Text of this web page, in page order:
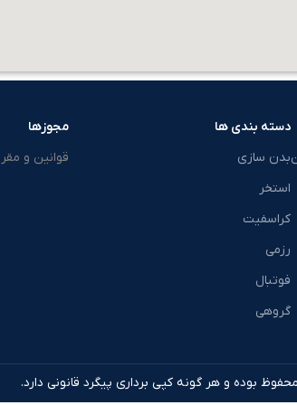
دسته بندی ها
بدن سازی
استخر
کراسفیت
رزمی
فوتبال
گروهی
مجوزها
قوانین و
بوده و هر گونه کپی برداری پیگرد قانونی دارد.